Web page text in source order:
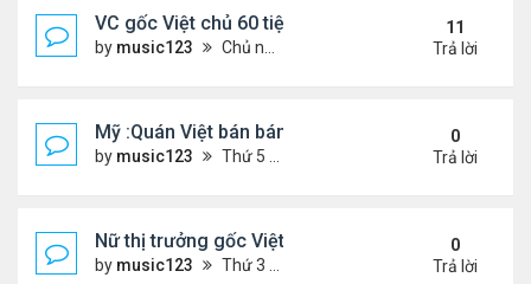
VC gốc Việt chủ 60 tiệm nail trốn thuế $32 triệu
by music123 Chủ nhật Tháng 6 07, 2026 9:21 am
11
Trả lời
Mỹ :Quán Việt bán bánh mì chảo, cà phê mắm
by music123 Thứ 5 Tháng 6 11, 2026 7:57 pm
0
Trả lời
Nữ thị trưởng gốc Việt đầu tiên ở Mỹ tái đắc cử
by music123 Thứ 3 Tháng 6 09, 2026 6:23 pm
0
Trả lời